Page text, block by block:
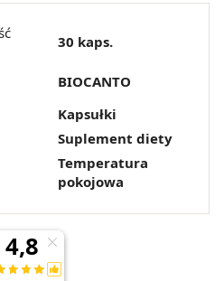
30 kaps.
BIOCANTO
Kapsułki
Suplement diety
Temperatura
pokojowa